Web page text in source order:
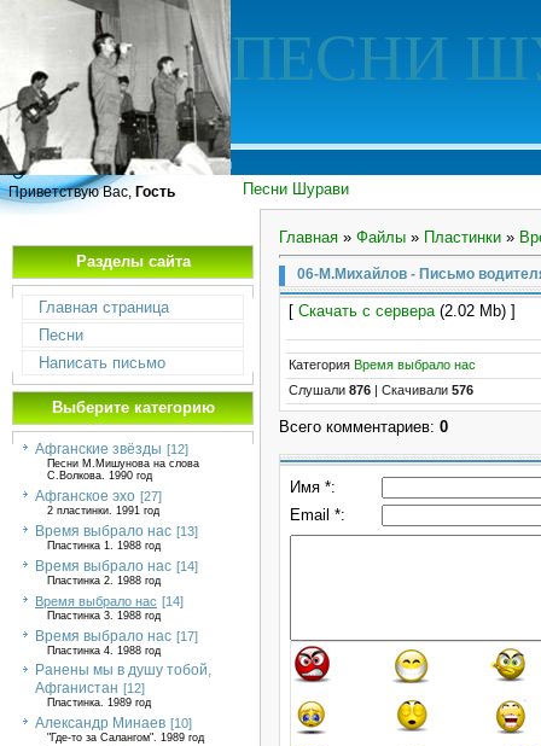
ПЕСНИ
Песни Шурави
Приветствую Вас, Гость
Разделы сайта
Главная страница
Песни
Написать письмо
Выберите категорию
Афганские звёзды [12]
Песни М.Мишунова на слова
С.Волкова. 1990 год
Афганское эхо [27]
2 пластинки. 1991 год
Время выбрало нас [13]
Пластинка 1. 1988 год
Время выбрало нас [14]
Пластинка 2. 1988 год
Время выбрало нас [14]
Пластинка 3. 1988 год
Время выбрало нас [17]
Пластинка 4. 1988 год
Ранены мы в душу тобой,
Афганистан [12]
Пластинка. 1989 год
Александр Минаев [10]
"Где-то за Салангом". 1989 год
Главная » Файлы » Пластинки »
06-М.Михайлов - Письмо
[ Скачать с сервера(2.02 Mb) ]
Категория Время выбрало нас
Слушали 876 Скачивали 576
Всего комментариев: 0
Имя *:
Email *: